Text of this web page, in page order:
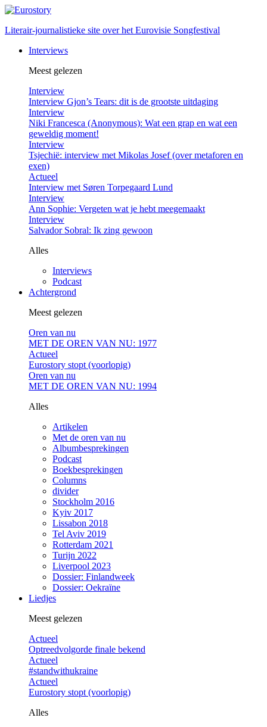
Literair-journalistieke site over het Eurovisie Songfestival
Interviews
Meest gelezen
Interview
Interview Gjon’s Tears: dit is de grootste uitdaging
Interview
Niki Francesca (Anonymous): Wat een grap en wat een
geweldig moment!
Interview
Tsjechië: interview met Mikolas Josef (over metaforen en
exen)
Actueel
Interview met Søren Torpegaard Lund
Interview
Ann Sophie: Vergeten wat je hebt meegemaakt
Interview
Salvador Sobral: Ik zing gewoon
Alles
Interviews
Podcast
Achtergrond
Meest gelezen
Oren van nu
MET DE OREN VAN NU: 1977
Actueel
Eurostory stopt (voorlopig)
Oren van nu
MET DE OREN VAN NU: 1994
Alles
Artikelen
Met de oren van nu
Albumbesprekingen
Podcast
Boekbesprekingen
Columns
divider
Stockholm 2016
Kyiv 2017
Lissabon 2018
Tel Aviv 2019
Rotterdam 2021
Turijn 2022
Liverpool 2023
Dossier: Finlandweek
Dossier: Oekraïne
Liedjes
Meest gelezen
Actueel
Optreedvolgorde finale bekend
Actueel
#standwithukraine
Actueel
Eurostory stopt (voorlopig)
Alles